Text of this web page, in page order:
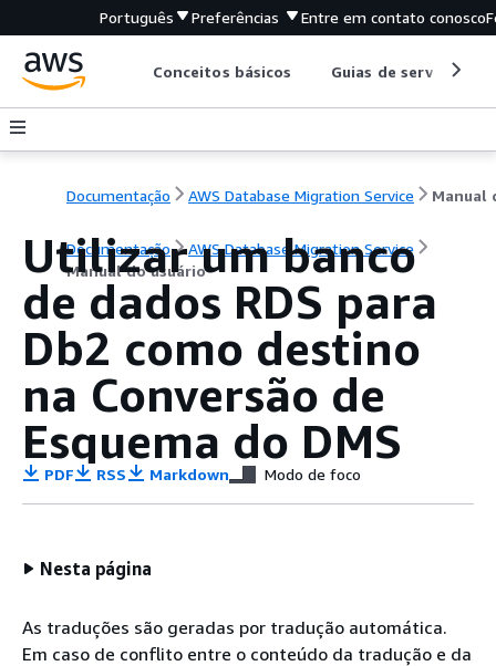
Português Preferências Entre em contato conosco
Conceitos básicos Guias de serviço
Documentação AWS Database Migration Service
Documentação
AWS Database Migration Service
Manual do usuário
Utilizar um banco
de dados RDS para
Db2 como destino
na Conversão de
Esquema do DMS
PDF RSS Markdown Modo de foco
Nesta página
As traduções são geradas por tradução automática.
Em caso de conflito entre o conteúdo da tradução e da